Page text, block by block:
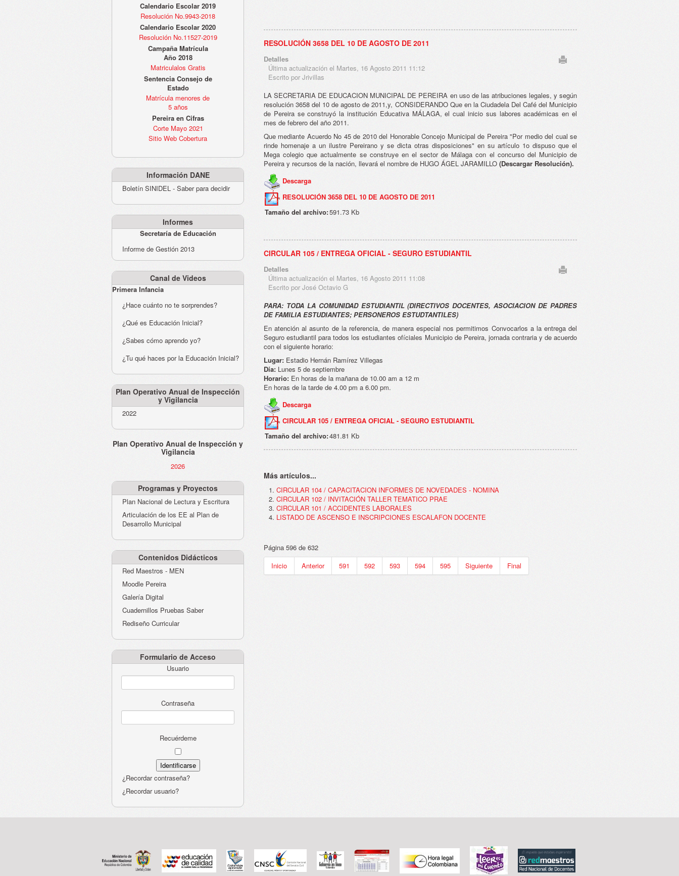
Calendario Escolar 2019
Resolución No.9943-2018
Calendario Escolar 2020
Resolución No.11527-2019
Campaña Matrícula
Año 2018
Matriculalos Gratis
Sentencia Consejo de
Estado
Matrícula menores de
5 años
Pereira en Cifras
Corte Mayo 2021
Sitio Web Cobertura
Información DANE
Boletín SINIDEL - Saber para decidir
Informes
Secretaría de Educación
Informe de Gestión 2013
Canal de Videos
Primera Infancia
¿Hace cuánto no te sorprendes?
¿Qué es Educación Inicial?
¿Sabes cómo aprendo yo?
¿Tu qué haces por la Educación Inicial?
Plan Operativo Anual de Inspección
y Vigilancia
2022
Plan Operativo Anual de Inspección y
Vigilancia
2026
Programas y Proyectos
Plan Nacional de Lectura y Escritura
Articulación de los EE al Plan de
Desarrollo Municipal
Contenidos Didácticos
Red Maestros - MEN
Moodle Pereira
Galería Digital
Cuadernillos Pruebas Saber
Rediseño Curricular
Formulario de Acceso
Usuario
Contraseña
Recuérdeme
¿Recordar contraseña?
¿Recordar usuario?
RESOLUCIÓN 3658 DEL 10 DE AGOSTO DE 2011
Detalles
Última actualización el Martes, 16 Agosto 2011 11:12
Escrito por Jrivillas
LA SECRETARIA DE EDUCACION MUNICIPAL DE PEREIRA en uso de las atribuciones legales, y según
resolución 3658 del 10 de agosto de 2011,y, CONSIDERANDO Que en la Ciudadela Del Café del Municipio
de Pereira se construyó la institución Educativa MÁLAGA, el cual inicio sus labores académicas en el
mes de febrero del año 2011.
Que mediante Acuerdo No 45 de 2010 del Honorable Concejo Municipal de Pereira "Por medio del cual se
rinde homenaje a un ilustre Pereirano y se dicta otras disposiciones" en su artículo 1o dispuso que el
Mega colegio que actualmente se construye en el sector de Málaga con el concurso del Municipio de
Pereira y recursos de la nación, llevará el nombre de HUGO ÁGEL JARAMILLO (Descargar Resolución).
Descarga
RESOLUCIÓN 3658 DEL 10 DE AGOSTO DE 2011
Tamaño del archivo:591.73 Kb
CIRCULAR 105 / ENTREGA OFICIAL - SEGURO ESTUDIANTIL
Detalles
Última actualización el Martes, 16 Agosto 2011 11:08
Escrito por José Octavio G
PARA: TODA LA COMUNIDAD ESTUDIANTIL (DIRECTIVOS DOCENTES, ASOCIACION DE PADRES
DE FAMILIA ESTUDIANTES; PERSONEROS ESTUDTANTILES)
En atención al asunto de la referencia, de manera especial nos permitimos Convocarlos a la entrega del
Seguro estudiantil para todos los estudiantes ofíciales Municipio de Pereira, jornada contraria y de acuerdo
con el siguiente horario:
Lugar: Estadio Hernán Ramírez Villegas
Día: Lunes 5 de septiembre
Horario: En horas de la mañana de 10.00 am a 12 m
En horas de la tarde de 4.00 pm a 6.00 pm.
Descarga
CIRCULAR 105 / ENTREGA OFICIAL - SEGURO ESTUDIANTIL
Tamaño del archivo:481.81 Kb
Más artículos...
CIRCULAR 104 / CAPACITACION INFORMES DE NOVEDADES - NOMINA
CIRCULAR 102 / INVITACIÓN TALLER TEMATICO PRAE
CIRCULAR 101 / ACCIDENTES LABORALES
LISTADO DE ASCENSO E INSCRIPCIONES ESCALAFON DOCENTE
Página 596 de 632
Inicio
Anterior 591 592 593 594 595 Siguiente Final